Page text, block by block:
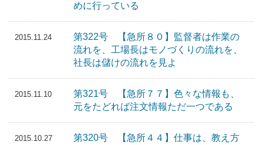
めに行っている
2015.11.24
第322号 【急所８０】監督者は作業の
流れを、工場長はモノづくりの流れを、
社長は儲けの流れを見よ
2015.11.10
第321号 【急所７７】色々な情報も、
元をたどれば注文情報ただ一つである
2015.10.27
第320号 【急所４４】仕事は、教え方